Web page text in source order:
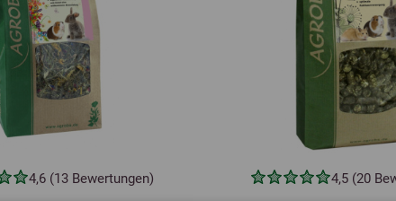
4,6 (13 Bewertungen) 4,5 (20